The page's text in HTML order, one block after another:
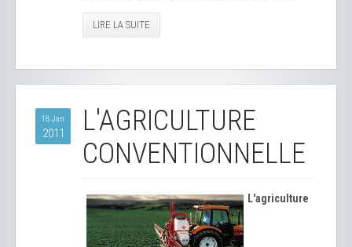
LIRE LA SUITE
18 Jan
2011
L'AGRICULTURE
CONVENTIONNELLE
L'agriculture